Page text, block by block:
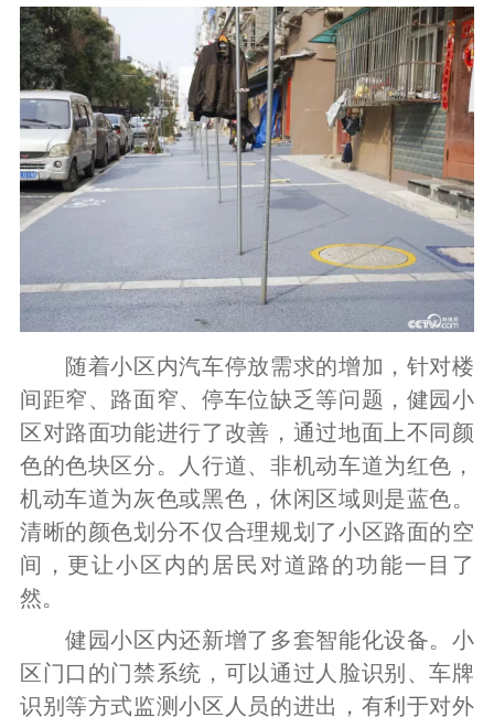
随着小区内汽车停放需求的增加，针对楼
间距窄、路面窄、停车位缺乏等问题，健园小
区对路面功能进行了改善，通过地面上不同颜
色的色块区分。人行道、非机动车道为红色，
机动车道为灰色或黑色，休闲区域则是蓝色。
清晰的颜色划分不仅合理规划了小区路面的空
间，更让小区内的居民对道路的功能一目了
然。
健园小区内还新增了多套智能化设备。小
区门口的门禁系统，可以通过人脸识别、车牌
识别等方式监测小区人员的进出，有利于对外